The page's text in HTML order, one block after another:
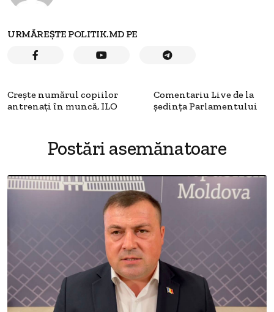
URMĂREȘTE POLITIK.MD PE
Creşte numărul copiilor
antrenaţi în muncă, ILO
Comentariu Live de la
şedinţa Parlamentului
Postări asemănatoare